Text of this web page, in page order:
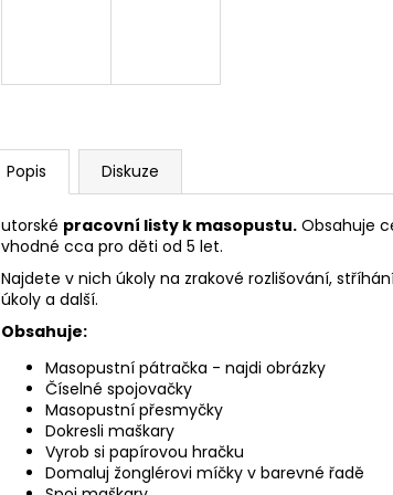
Popis Diskuze
utorské pracovní listy k masopustu. Obsahuje
vhodné cca pro děti od 5 let.
Najdete v nich úkoly na zrakové rozlišování,
úkoly a další.
Obsahuje:
Masopustní pátračka - najdi obrázky
Číselné spojovačky
Masopustní přesmyčky
Dokresli maškary
Vyrob si papírovou hračku
Domaluj žonglérovi míčky v barevné řadě